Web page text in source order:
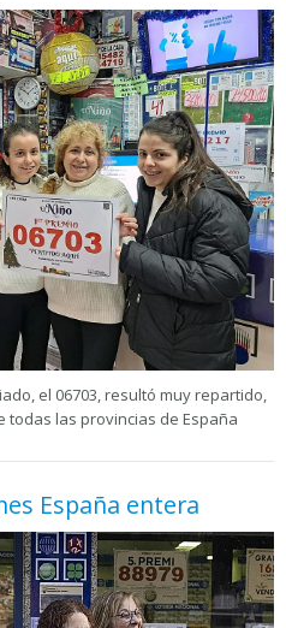
el 06703, resultó muy repartido,
todas las provincias de España
España entera